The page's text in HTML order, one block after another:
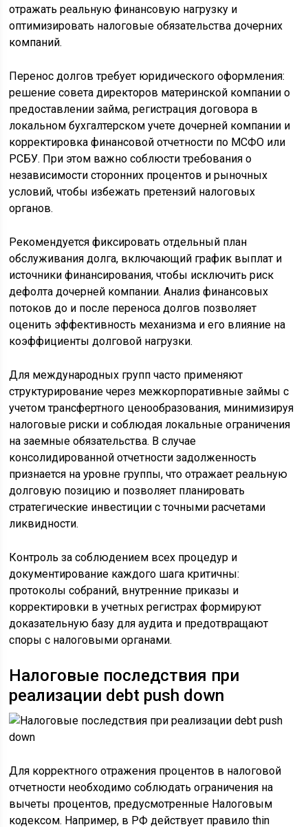
отражать реальную финансовую нагрузку и
оптимизировать налоговые обязательства дочерних
компаний.
Перенос долгов требует юридического оформления:
решение совета директоров материнской компании о
предоставлении займа, регистрация договора в
локальном бухгалтерском учете дочерней компании и
корректировка финансовой отчетности по МСФО или
РСБУ. При этом важно соблюсти требования о
независимости сторонних процентов и рыночных
условий, чтобы избежать претензий налоговых
органов.
Рекомендуется фиксировать отдельный план
обслуживания долга, включающий график выплат и
источники финансирования, чтобы исключить риск
дефолта дочерней компании. Анализ финансовых
потоков до и после переноса долгов позволяет
оценить эффективность механизма и его влияние на
коэффициенты долговой нагрузки.
Для международных групп часто применяют
структурирование через межкорпоративные займы с
учетом трансфертного ценообразования, минимизируя
налоговые риски и соблюдая локальные ограничения
на заемные обязательства. В случае
консолидированной отчетности задолженность
признается на уровне группы, что отражает реальную
долговую позицию и позволяет планировать
стратегические инвестиции с точными расчетами
ликвидности.
Контроль за соблюдением всех процедур и
документирование каждого шага критичны:
протоколы собраний, внутренние приказы и
корректировки в учетных регистрах формируют
доказательную базу для аудита и предотвращают
споры с налоговыми органами.
Налоговые последствия при
реализации debt push down
Для корректного отражения процентов в налоговой
отчетности необходимо соблюдать ограничения на
вычеты процентов, предусмотренные Налоговым
кодексом. Например, в РФ действует правило thin